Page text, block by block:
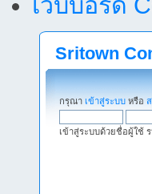
Sritown
กรุณา เข้าสู่ระบบ หรือ
เข้าสู่ระบบด้วยชื่อผู้ใช้